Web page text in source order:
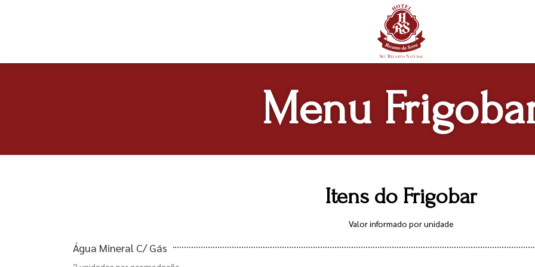
Menu
Itens do Frigobar
Valor informado por unidade
Água Mineral C/ Gás